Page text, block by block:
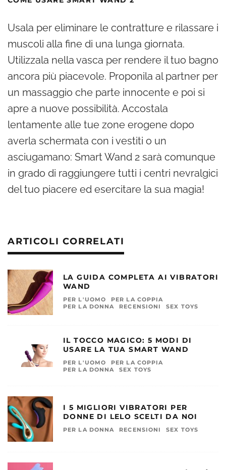
Usala per eliminare le contratture e rilassare i
muscoli alla fine di una lunga giornata.
Utilizzala nella vasca per rendere il tuo bagno
ancora più piacevole. Proponila al partner per
un massaggio che parte innocente e poi si
apre a nuove possibilità. Accostala
lentamente alle tue zone erogene dopo
averla schermata con i vestiti o un
asciugamano: Smart Wand 2 sarà comunque
in grado di raggiungere tutti i centri nevralgici
del tuo piacere ed esercitare la sua magia!
ARTICOLI CORRELATI
LA GUIDA COMPLETA AI VIBRATORI
WAND
PER L'UOMO
PER LA COPPIA
PER LA DONNA
RECENSIONI SEX TOYS
IL TOCCO MAGICO: 5 MODI DI
USARE LA TUA SMART WAND
PER L'UOMO
PER LA COPPIA
PER LA DONNA
SEX TOYS
I 5 MIGLIORI VIBRATORI PER
DONNE DI LELO SCELTI DA NOI
PER LA DONNA RECENSIONI SEX TOYS